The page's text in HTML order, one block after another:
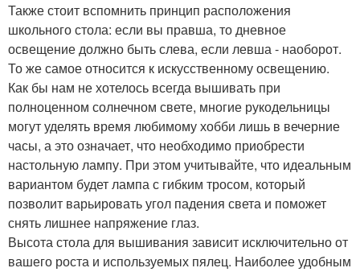
Также стоит вспомнить принцип расположения
школьного стола: если вы правша, то дневное
освещение должно быть слева, если левша - наоборот.
То же самое относится к искусственному освещению.
Как бы нам не хотелось всегда вышивать при
полноценном солнечном свете, многие рукодельницы
могут уделять время любимому хобби лишь в вечерние
часы, а это означает, что необходимо приобрести
настольную лампу. При этом учитывайте, что идеальным
вариантом будет лампа с гибким тросом, который
позволит варьировать угол падения света и поможет
снять лишнее напряжение глаз.
Высота стола для вышивания зависит исключительно от
вашего роста и используемых пялец. Наиболее удобным